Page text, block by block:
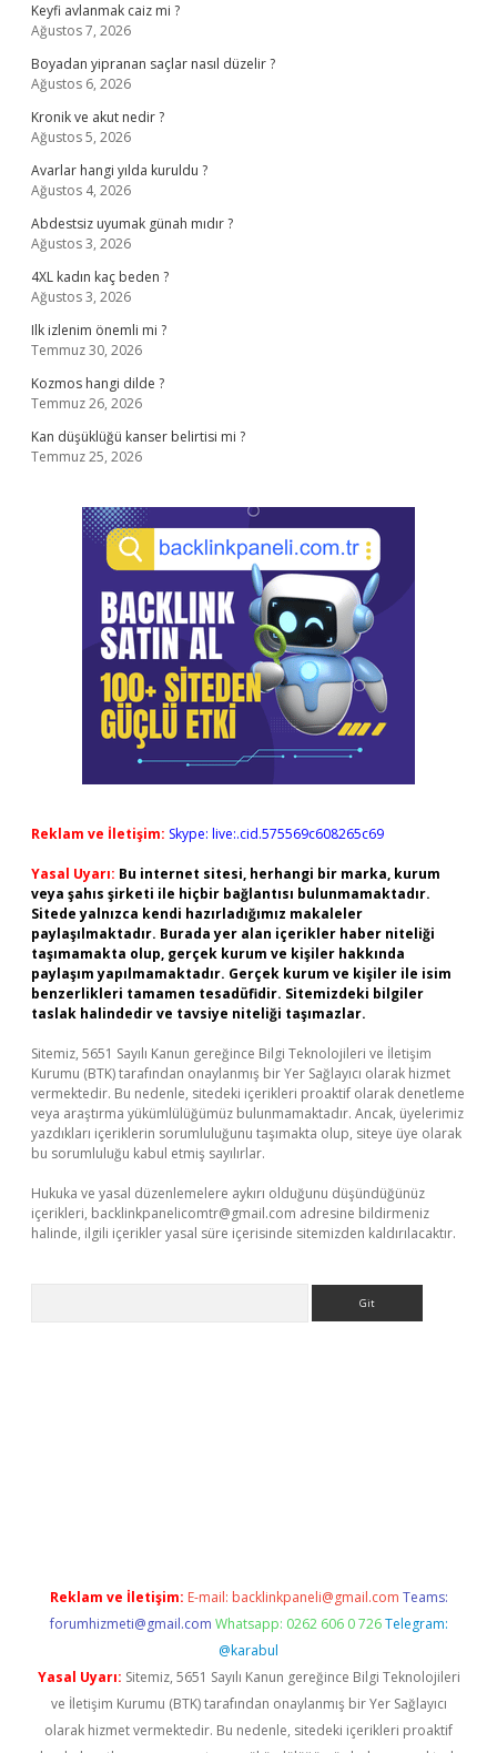
Keyfi avlanmak caiz mi ?
Ağustos 7, 2026
Boyadan yipranan saçlar nasıl düzelir ?
Ağustos 6, 2026
Kronik ve akut nedir ?
Ağustos 5, 2026
Avarlar hangi yılda kuruldu ?
Ağustos 4, 2026
Abdestsiz uyumak günah mıdır ?
Ağustos 3, 2026
4XL kadın kaç beden ?
Ağustos 3, 2026
Ilk izlenim önemli mi ?
Temmuz 30, 2026
Kozmos hangi dilde ?
Temmuz 26, 2026
Kan düşüklüğü kanser belirtisi mi ?
Temmuz 25, 2026
Reklam ve İletişim: Skype: live:.cid.575569c608265c69
Yasal Uyarı: Bu internet sitesi, herhangi bir marka, kurum
veya şahıs şirketi ile hiçbir bağlantısı bulunmamaktadır.
Sitede yalnızca kendi hazırladığımız makaleler
paylaşılmaktadır. Burada yer alan içerikler haber niteliği
taşımamakta olup, gerçek kurum ve kişiler hakkında
paylaşım yapılmamaktadır. Gerçek kurum ve kişiler ile isim
benzerlikleri tamamen tesadüfidir. Sitemizdeki bilgiler
taslak halindedir ve tavsiye niteliği taşımazlar.
Sitemiz, 5651 Sayılı Kanun gereğince Bilgi Teknolojileri ve İletişim
Kurumu (BTK) tarafından onaylanmış bir Yer Sağlayıcı olarak hizmet
vermektedir. Bu nedenle, sitedeki içerikleri proaktif olarak denetleme
veya araştırma yükümlülüğümüz bulunmamaktadır. Ancak, üyelerimiz
yazdıkları içeriklerin sorumluluğunu taşımakta olup, siteye üye olarak
bu sorumluluğu kabul etmiş sayılırlar.
Hukuka ve yasal düzenlemelere aykırı olduğunu düşündüğünüz
içerikleri, backlinkpanelicomtr@gmail.com adresine bildirmeniz
halinde, ilgili içerikler yasal süre içerisinde sitemizden kaldırılacaktır.
Reklam ve İletişim: E-mail: backlinkpaneli@gmail.com Teams:
forumhizmeti@gmail.com Whatsapp: 0262 606 0 726 Telegram:
@karabul
Yasal Uyarı: Sitemiz, 5651 Sayılı Kanun gereğince Bilgi Teknolojileri
ve İletişim Kurumu (BTK) tarafından onaylanmış bir Yer Sağlayıcı
olarak hizmet vermektedir. Bu nedenle, sitedeki içerikleri proaktif